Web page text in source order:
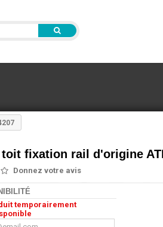
fixation rail d'origine
Donnez votre avis
temporairement